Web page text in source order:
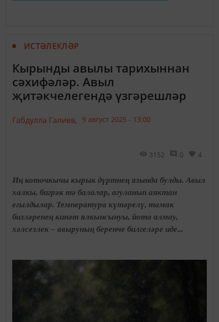
ИСТӘЛЕКЛӘР
Кырынды авылы тарихыннан
сәхифәләр. Авыл
җитәкчелегендә үзгәрешләр
Габдулла Галиев, 9 август 2025 - 13:00
3152 0 4
Иң коточкычы кырык дүртнең язында булды. Авыл
халкы, бигрәк тә балалар, агуланып аяктан
егылдылар. Температура күтәрелү, тамак
бизләренең кинәт ялкынсынуы, йота алмау,
хәлсезлек – авыруның беренче билгеләре иде...